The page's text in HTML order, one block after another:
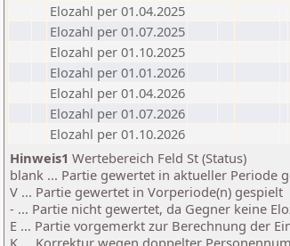
Elozahl per 01.04.2025
Elozahl per 01.07.2025
Elozahl per 01.10.2025
Elozahl per 01.01.2026
Elozahl per 01.04.2026
Elozahl per 01.07.2026
Elozahl per 01.10.2026
Hinweis1 Wertebereich Feld St (Status)
blank ... Partie gewertet in aktueller Periode
V ... Partie gewertet in Vorperiode(n) gespielt
- ... Partie nicht gewertet, da Gegner keine
E ... Partie vorgemerkt zur Berechnung der
K ... Korrektur wegen doppelter